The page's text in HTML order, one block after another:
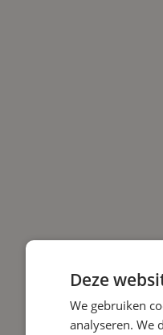
Deze
We gebruiken
analyseren. We